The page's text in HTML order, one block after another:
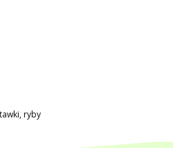
,ryby